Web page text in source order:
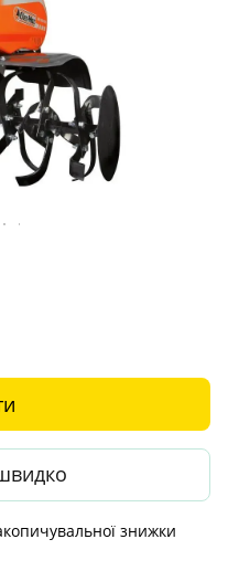
знижки